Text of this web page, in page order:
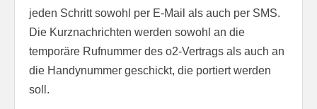
jeden Schritt sowohl per E-Mail als auch per SMS.
Die Kurznachrichten werden sowohl an die
temporäre Rufnummer des o2-Vertrags als auch an
die Handynummer geschickt, die portiert werden
soll.